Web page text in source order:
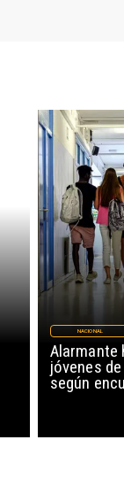
Alarmante
jóvenes
según
NACIONAL